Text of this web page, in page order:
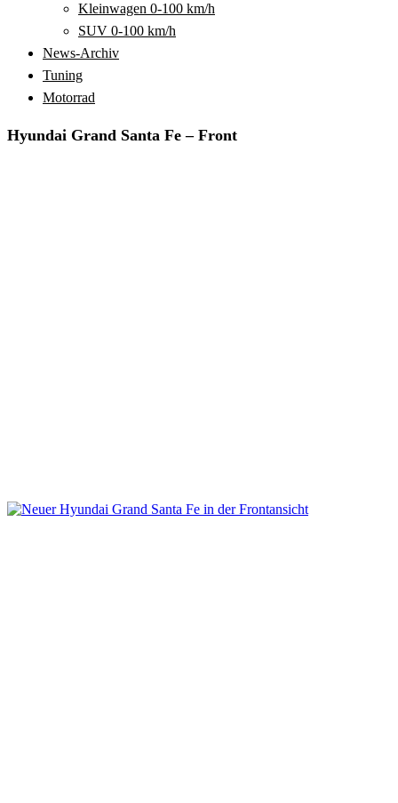
Kleinwagen 0-100 km/h
SUV 0-100 km/h
News-Archiv
Tuning
Motorrad
Hyundai Grand Santa Fe – Front